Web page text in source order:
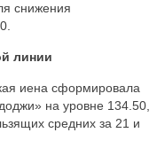
снижения
линии
иена сформировала
на уровне 134.50,
средних за 21 и